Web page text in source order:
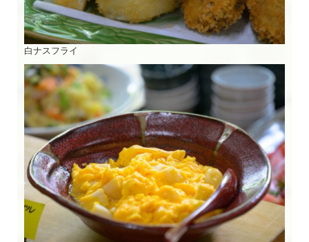
白ナスフライ